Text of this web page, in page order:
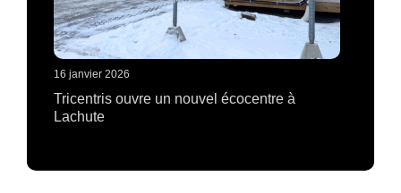
16 janvier 2026
Tricentris ouvre un nouvel écocentre à
Lachute